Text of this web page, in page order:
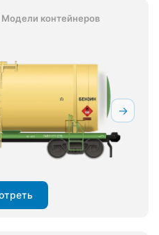
Модели контейнеров
→